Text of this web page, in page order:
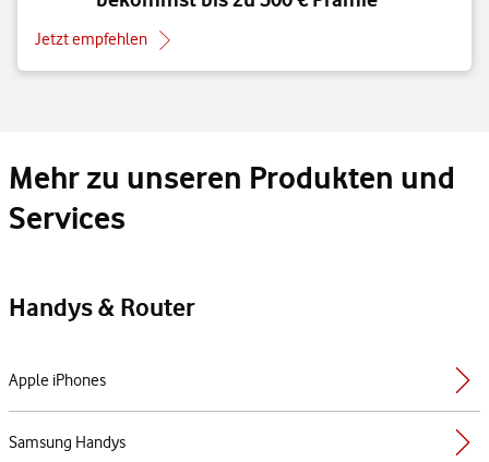
Jetzt empfehlen
Mehr zu unseren Produkten und
Services
Handys & Router
Apple iPhones
Samsung Handys